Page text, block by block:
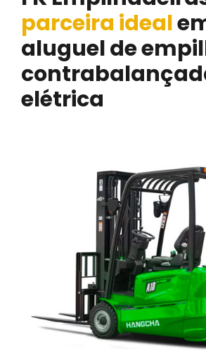
parceira ideal
aluguel de
elétrica